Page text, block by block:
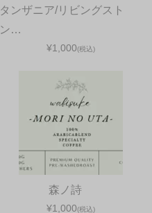
タンザニア/リビングスト
ン…
¥1,000(税込)
森ノ詩
¥1,000(税込)